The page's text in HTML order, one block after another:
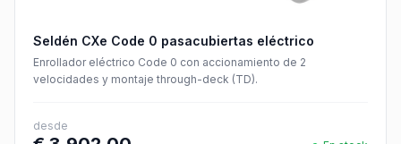
Seldén CXe Code 0 pasacubiertas eléctrico
Enrollador eléctrico Code 0 con accionamiento de 2
velocidades y montaje through-deck (TD).
desde